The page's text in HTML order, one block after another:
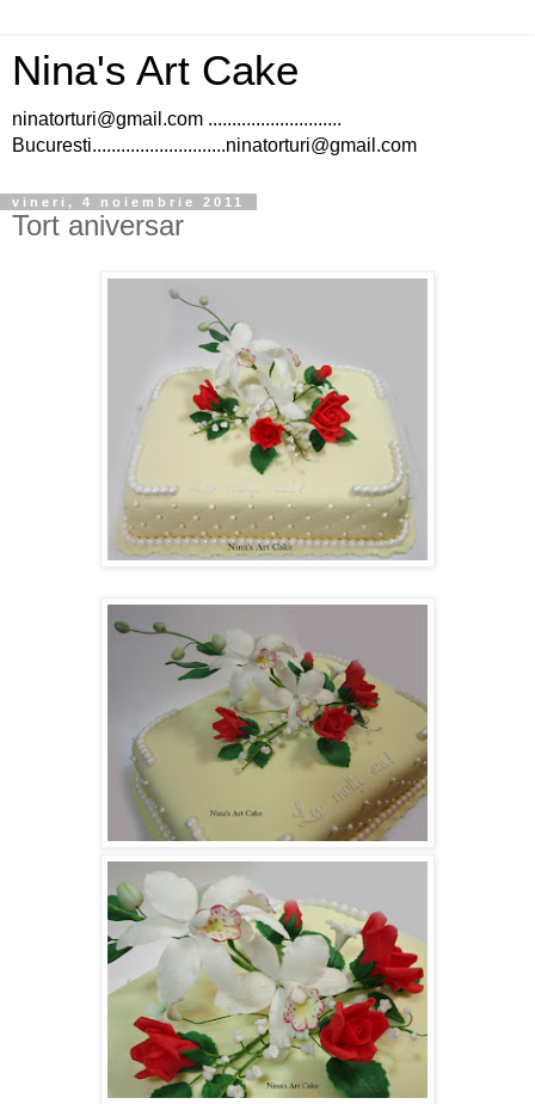
Nina's Art Cake
ninatorturi@gmail.com ............................
Bucuresti............................ninatorturi@gmail.com
vineri, 4 noiembrie 2011
Tort aniversar